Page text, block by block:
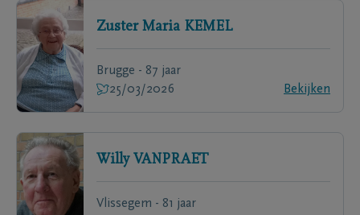
Zuster Maria KEMEL
Brugge - 87 jaar
25/03/2026
Bekijken
Willy VANPRAET
Vlissegem - 81 jaar